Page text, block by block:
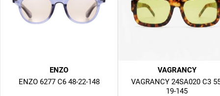
ENZO
ENZO 6277 C6 48-22-148
VAGRANCY
VAGRANCY 24SA020 C3
19-145